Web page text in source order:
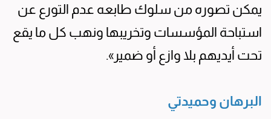
يمكن تصوره من سلوك طابعه عدم التورع عن
استباحة المؤسسات وتخريبها ونهب كل ما يقع
تحت أيديهم بلا وازع أو ضمير».
البرهان وحميدتي